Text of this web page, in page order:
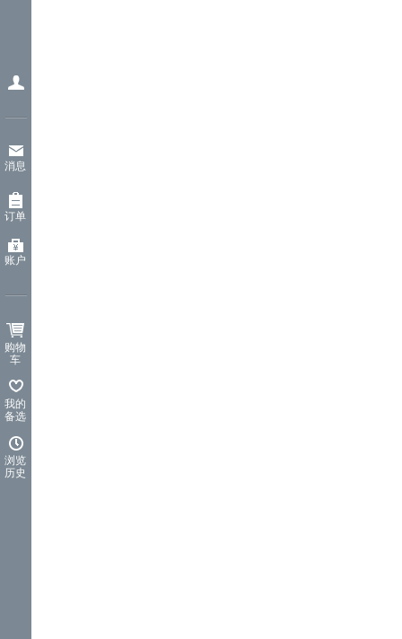
消息
订单
账户
购物
车
我的
备选
浏览
历史